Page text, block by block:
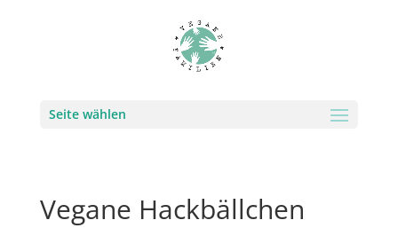
Seite wählen
Vegane Hackbällchen